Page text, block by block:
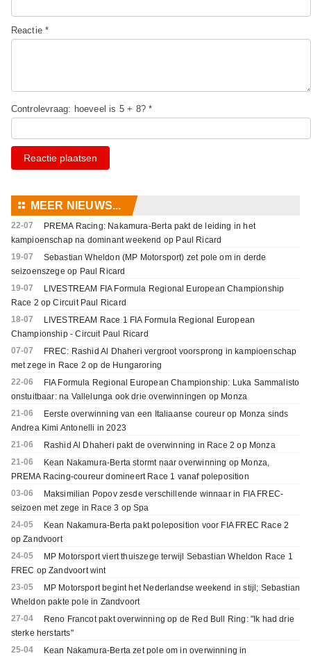
Reactie *
Controlevraag: hoeveel is 5 + 8? *
Reactie plaatsen
⚏ MEER NIEUWS...
22-07
PREMA Racing: Nakamura-Berta pakt de leiding in het
kampioenschap na dominant weekend op Paul Ricard
19-07
Sebastian Wheldon (MP Motorsport) zet pole om in derde
seizoenszege op Paul Ricard
19-07
LIVESTREAM FIA Formula Regional European Championship
Race 2 op Circuit Paul Ricard
18-07
LIVESTREAM Race 1 FIA Formula Regional European
Championship - Circuit Paul Ricard
07-07
FREC: Rashid Al Dhaheri vergroot voorsprong in kampioenschap
met zege in Race 2 op de Hungaroring
22-06
FIA Formula Regional European Championship: Luka Sammalisto
onstuitbaar: na Vallelunga ook drie overwinningen op Monza
21-06
Eerste overwinning van een Italiaanse coureur op Monza sinds
Andrea Kimi Antonelli in 2023
21-06
Rashid Al Dhaheri pakt de overwinning in Race 2 op Monza
21-06
Kean Nakamura-Berta stormt naar overwinning op Monza,
PREMA Racing-coureur domineert Race 1 vanaf poleposition
03-06
Maksimilian Popov zesde verschillende winnaar in FIA FREC-
seizoen met zege in Race 3 op Spa
24-05
Kean Nakamura-Berta pakt poleposition voor FIA FREC Race 2
op Zandvoort
24-05
MP Motorsport viert thuiszege terwijl Sebastian Wheldon Race 1
FREC op Zandvoort wint
23-05
MP Motorsport begint het Nederlandse weekend in stijl; Sebastian
Wheldon pakte pole in Zandvoort
27-04
Reno Francot pakt overwinning op de Red Bull Ring: "Ik had drie
sterke herstarts"
25-04
Kean Nakamura-Berta zet pole om in overwinning in